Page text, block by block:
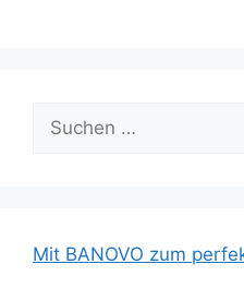
nach:
Mit BANOVO zum